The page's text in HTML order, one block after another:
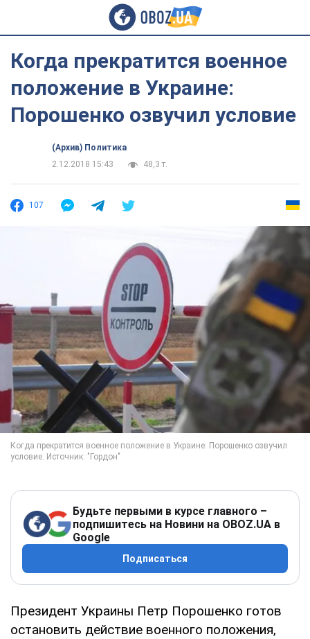
Когда прекратится военное
положение в Украине:
Порошенко озвучил условие
(Архив) Политика
2.12.2018 15:43
48,3 т.
107
Будьте первыми в курсе главного –
подпишитесь на Новини на OBOZ.UA в
Google
Подписаться
Президент Украины Петр Порошенко готов
остановить действие военного положения,